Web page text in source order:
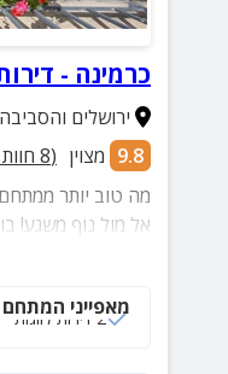
כרמינה -
ירושלים והסביבה
9.8 מצוין (
8
מה טוב יותר
אל מול נוף משגע!
מרעננת אל מול
מאפייני המתחם
2 דירות לזוגות